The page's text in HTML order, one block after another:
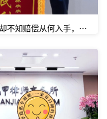
不知赔偿从何入手，该怎么